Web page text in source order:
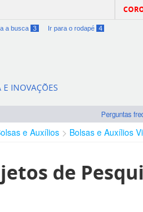
a busca 3 Ir para o rodapé 4
INOVAÇÕES
Perguntas
e Auxílios Bolsas e Auxílios
de